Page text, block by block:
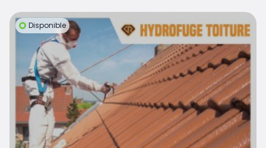
Disponible